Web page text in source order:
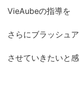
VieAubeの指導を
さらにブラッシュ
させていきたいと感